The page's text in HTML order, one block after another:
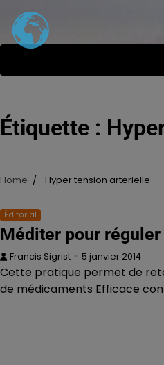
content
Étiquette :
Home Hyper tension arterielle
Éditorial
Méditer pour
Francis Sigrist 5 janvier 2014
Cette pratique permet de
de médicaments Efficace